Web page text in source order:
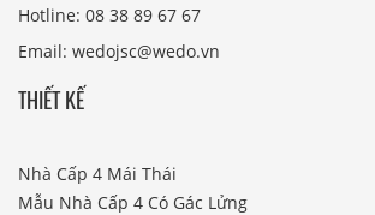
Hotline: 08 38 89 67 67
Email: wedojsc@wedo.vn
THIẾT KẾ
Nhà Cấp 4 Mái Thái
Mẫu Nhà Cấp 4 Có Gác Lửng